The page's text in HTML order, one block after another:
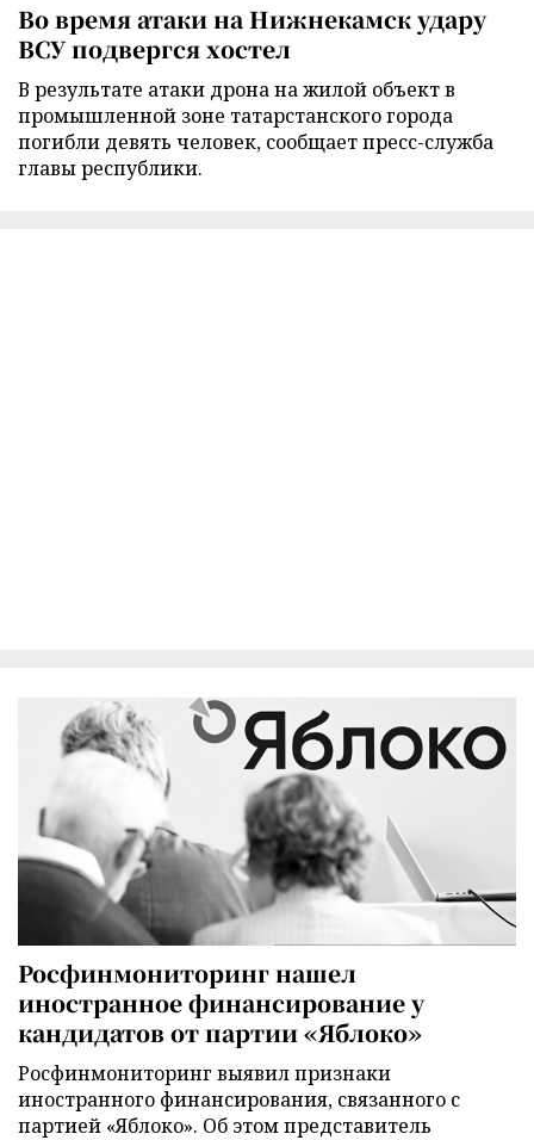
Во время атаки на Нижнекамск удару
ВСУ подвергся хостел
В результате атаки дрона на жилой объект в
промышленной зоне татарстанского города
погибли девять человек, сообщает пресс-служба
главы республики.
Росфинмониторинг нашел
иностранное финансирование у
кандидатов от партии «Яблоко»
Росфинмониторинг выявил признаки
иностранного финансирования, связанного с
партией «Яблоко». Об этом представитель